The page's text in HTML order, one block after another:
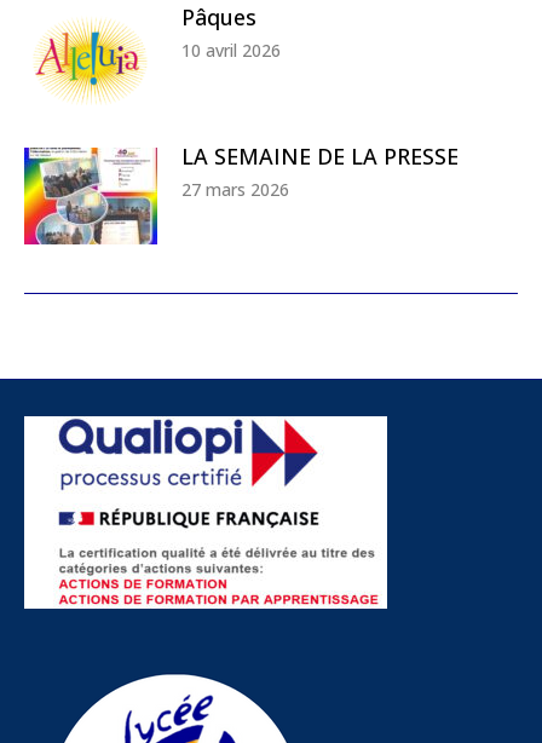
Pâques
10 avril 2026
LA SEMAINE DE LA PRESSE
27 mars 2026